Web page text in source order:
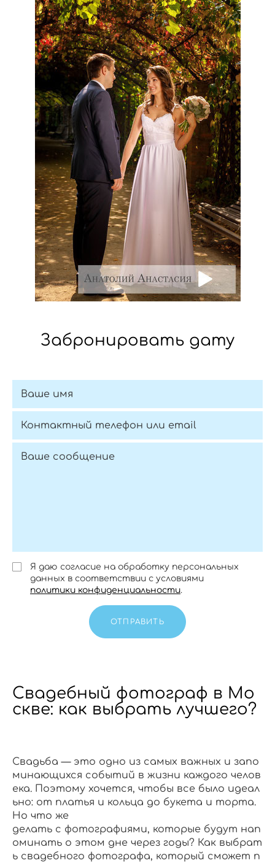
Забронировать дату
Я даю согласие на обработку персональных
данных в соответствии с условиями
политики конфиденциальности.
ОТПРАВИТЬ
Свадебный фотограф в Мо
скве: как выбрать лучшего?
Свадьба — это одно из самых важных и запо
минающихся событий в жизни каждого челов
ека. Поэтому хочется, чтобы все было идеал
ьно: от платья и кольца до букета и торта.
Но что же
делать с фотографиями, которые будут нап
оминать о этом дне через годы? Как выбрат
ь свадебного фотографа, который сможет п